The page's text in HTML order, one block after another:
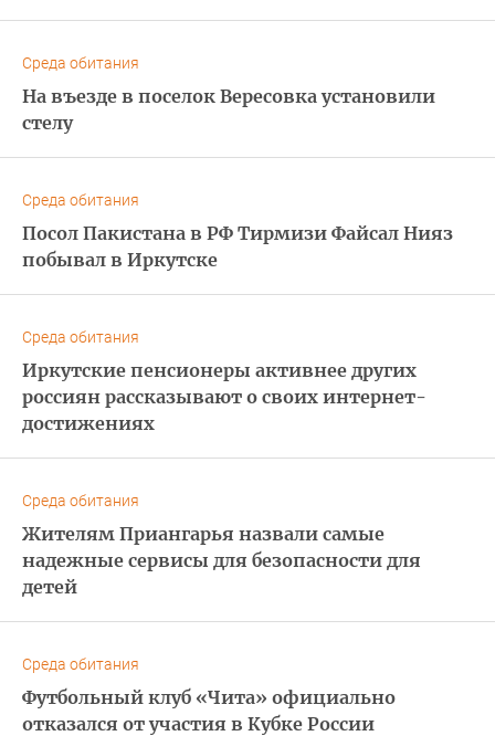
Среда обитания
На въезде в поселок Вересовка установили
стелу
Среда обитания
Посол Пакистана в РФ Тирмизи Файсал Нияз
побывал в Иркутске
Среда обитания
Иркутские пенсионеры активнее других
россиян рассказывают о своих интернет-
достижениях
Среда обитания
Жителям Приангарья назвали самые
надежные сервисы для безопасности для
детей
Среда обитания
Футбольный клуб «Чита» официально
отказался от участия в Кубке России